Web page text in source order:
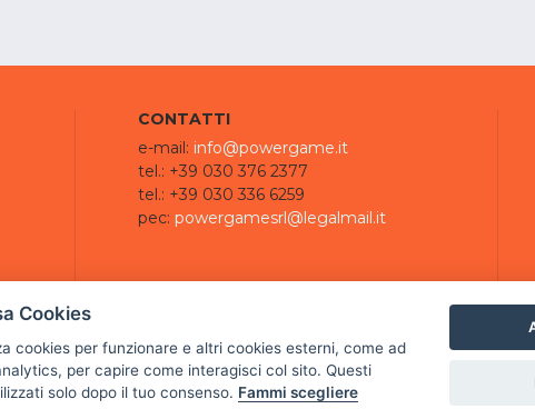
CONTATTI
e-mail: info@powergame.it
tel.: +39 030 376 2377
tel.: +39 030 336 6259
pec: powergamesrl@legalmail.it
Cookies
cookies per funzionare e altri cookies esterni, come ad
per capire come interagisci col sito. Questi
solo dopo il tuo consenso. Fammi scegliere